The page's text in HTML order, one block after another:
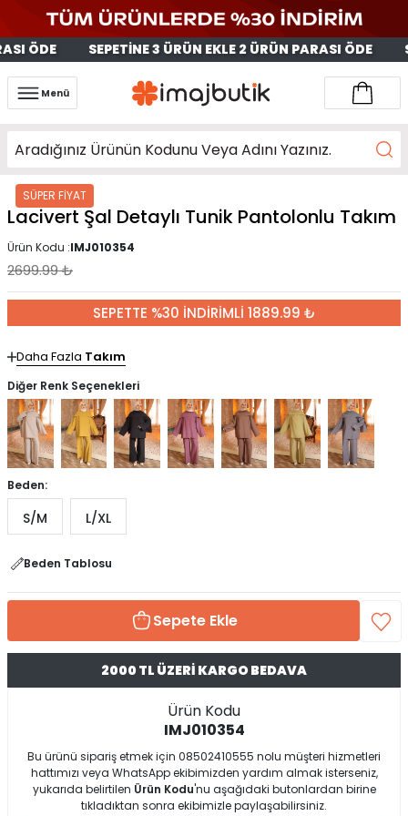
ÖDE SEPETİNE 3 ÜRÜN EKLE 2 ÜRÜN PARASI ÖDE
Menü
SÜPER FİYAT
Lacivert Şal Detaylı Tunik Pantolonlu Takım
Ürün Kodu :IMJ010354
2699.99₺
SEPETTE %30 İNDİRİMLİ 1889.99 ₺
Daha Fazla Takım
Diğer Renk Seçenekleri
Beden:
S/M L/XL
Beden Tablosu
Sepete Ekle
2000 TL ÜZERİ KARGO BEDAVA
Ürün Kodu
IMJ010354
Bu ürünü sipariş etmek için 08502410555 nolu müşteri hizmetleri
hattımızı veya WhatsApp ekibimizden yardım almak isterseniz,
yukarıda belirtilen Ürün Kodu'nu aşağıdaki butonlardan birine
tıkladıktan sonra ekibimizle paylaşabilirsiniz.